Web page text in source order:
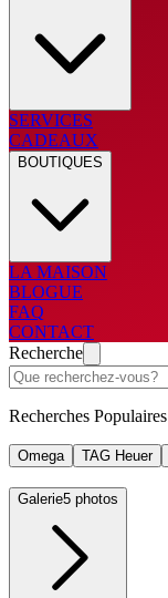
SERVICES
CADEAUX
BOUTIQUES
LA MAISON
BLOGUE
FAQ
CONTACT
Recherche
Recherches Populaires
Omega TAG Heuer
Galerie5 photos